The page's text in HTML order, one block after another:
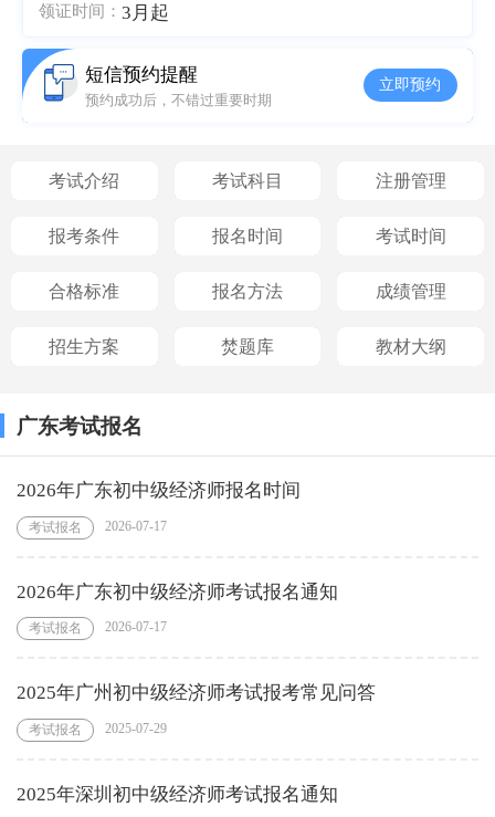
领证时间： 3月起
短信预约提醒
预约成功后，不错过重要时期
立即预约
考试介绍 考试科目 注册管理
报考条件 报名时间 考试时间
合格标准 报名方法 成绩管理
招生方案 焚题库 教材大纲
广东考试报名
2026年广东初中级经济师报名时间
考试报名 2026-07-17
2026年广东初中级经济师考试报名通知
考试报名 2026-07-17
2025年广州初中级经济师考试报考常见问答
考试报名 2025-07-29
2025年深圳初中级经济师考试报名通知